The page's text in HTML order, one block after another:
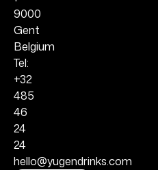
9000
Gent
Belgium
Tel:
+32
485
46
24
24
hello@yugendrinks.com